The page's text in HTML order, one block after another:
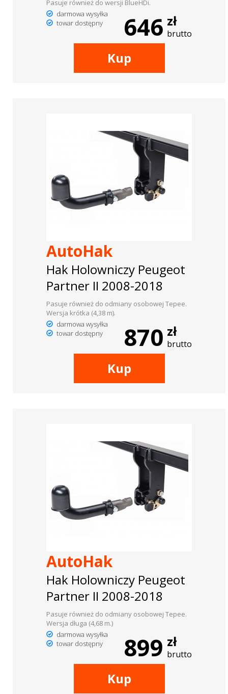
Pasuje również do wersji BlueHDi.
darmowa wysyłka
towar dostępny
646 zł
brutto
Kup
AutoHak
Hak Holowniczy Peugeot
Partner II 2008-2018
Pasuje również do odmiany osobowej Tepee.
Wersja krótka (4,38 m).
darmowa wysyłka
towar dostępny
870 zł
brutto
Kup
AutoHak
Hak Holowniczy Peugeot
Partner II 2008-2018
Pasuje również do odmiany osobowej Tepee.
Wersja długa (4,68 m.)
darmowa wysyłka
towar dostępny
899 zł
brutto
Kup